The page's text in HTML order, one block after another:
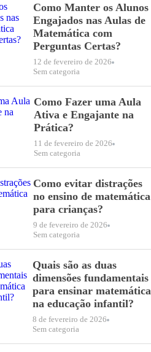
Como Manter os Alunos
Engajados nas Aulas de
Matemática com
Perguntas Certas?
12 de fevereiro de 2026
Sem categoria
Como Fazer uma Aula
Ativa e Engajante na
Prática?
11 de fevereiro de 2026
Sem categoria
Como evitar distrações
no ensino de matemática
para crianças?
9 de fevereiro de 2026
Sem categoria
Quais são as duas
dimensões fundamentais
para ensinar matemática
na educação infantil?
8 de fevereiro de 2026
Sem categoria